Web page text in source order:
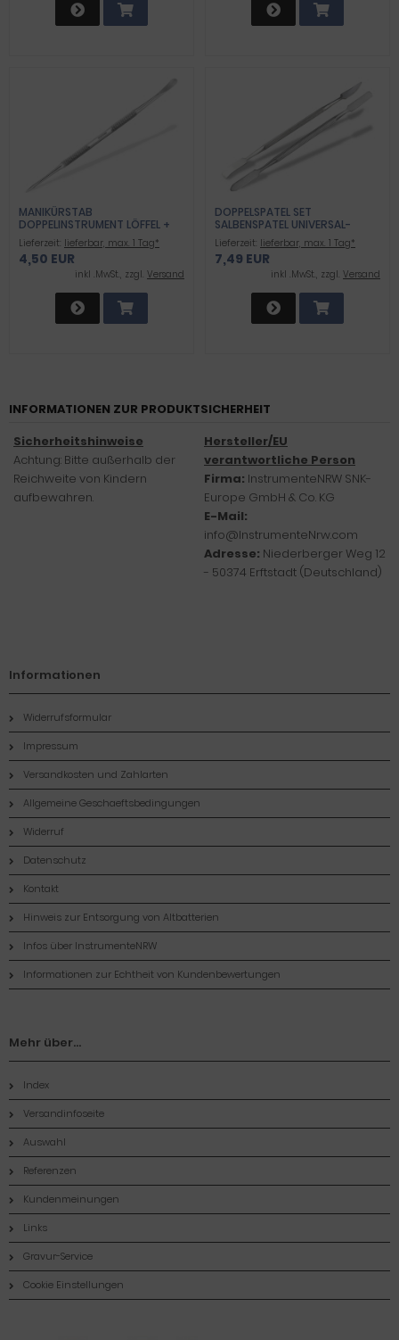
MANIKÜRSTAB
DOPPELINSTRUMENT LÖFFEL +
FLACHER SPATEL
Lieferzeit: lieferbar, max. 1 Tag*
4,50 EUR
inkl .MwSt., zzgl. Versand
DOPPELSPATEL SET
SALBENSPATEL UNIVERSAL-
SPATEL DOPPELINSTRUMENTE
Lieferzeit: lieferbar, max. 1 Tag*
7,49 EUR
inkl .MwSt., zzgl. Versand
INFORMATIONEN ZUR PRODUKTSICHERHEIT
Sicherheitshinweise
Achtung: Bitte außerhalb der
Reichweite von Kindern
aufbewahren.
Hersteller/EU
verantwortliche Person
Firma: InstrumenteNRW SNK-
Europe GmbH & Co. KG
E-Mail:
info@InstrumenteNrw.com
Adresse: Niederberger Weg 12
- 50374 Erftstadt (Deutschland)
Informationen
Widerrufsformular
Impressum
Versandkosten und Zahlarten
Allgemeine Geschaeftsbedingungen
Widerruf
Datenschutz
Kontakt
Hinweis zur Entsorgung von Altbatterien
Infos über InstrumenteNRW
Informationen zur Echtheit von Kundenbewertungen
Mehr über...
Index
Versandinfoseite
Auswahl
Referenzen
Kundenmeinungen
Links
Gravur-Service
Cookie Einstellungen